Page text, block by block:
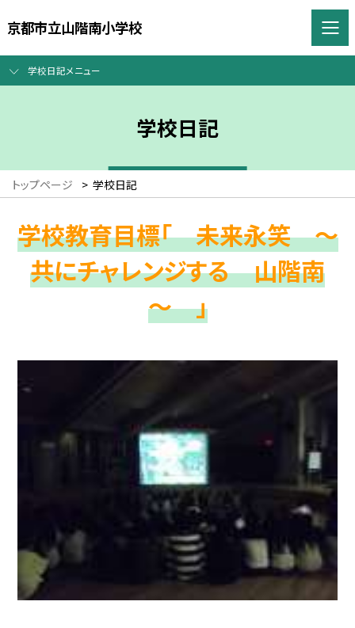
京都市立山階南小学校
学校日記メニュー
学校日記
トップページ > 学校日記
学校教育目標「 未来永笑 ～
共にチャレンジする 山階南
～ 」